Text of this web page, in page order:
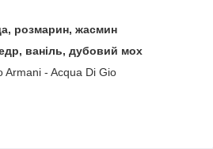
розмарин, жасмин
ваніль, дубовий мох
Armani - Acqua Di Gio